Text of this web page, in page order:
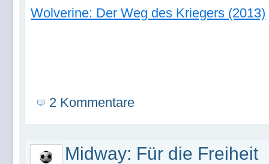
Wolverine: Der Weg des Kriegers (2013)
2 Kommentare
Midway: Für die Freiheit